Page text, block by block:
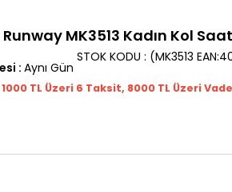
MK3513 Kadın Kol
(MK3513
STOK KODU
: Aynı Gün
TL Üzeri 6 Taksit, 8000 TL Üzeri